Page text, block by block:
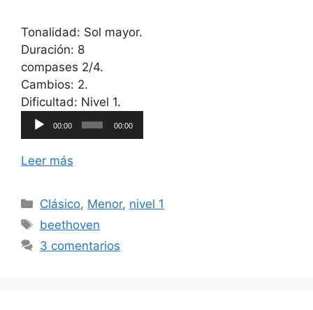
Tonalidad: Sol mayor.
Duración: 8
compases 2/4.
Cambios: 2.
Dificultad: Nivel 1.
audio
00:00 00:00
Leer más
Categorías
Clásico, Menor, nivel 1
Etiquetas
beethoven
3 comentarios